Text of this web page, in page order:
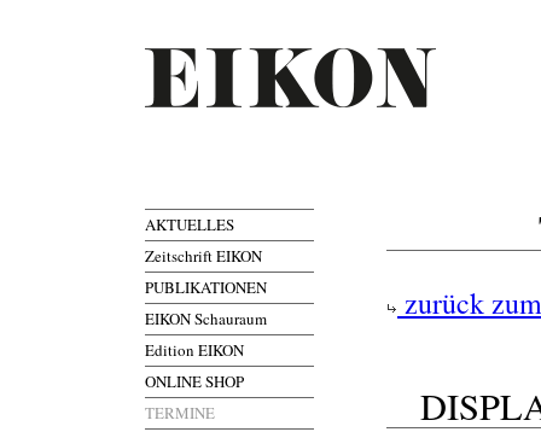
AKTUELLES
Zeitschrift EIKON
PUBLIKATIONEN
EIKON Schauraum
Edition EIKON
ONLINE SHOP
TERMINE
zurück